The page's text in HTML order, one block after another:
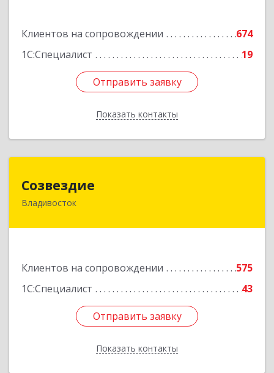
Клиентов на сопровождении
674
1С:Специалист
19
Отправить заявку
Показать контакты
Отправить заявку
Назад
Созвездие
Владивосток
Клиентов на сопровождении
575
1С:Специалист
43
Отправить заявку
Показать контакты
690069, Приморский край, Владивосток г,
Отправить заявку
Назад